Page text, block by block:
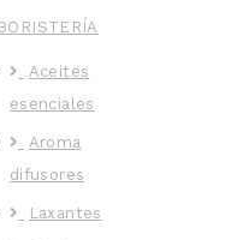
Aceites
esenciales
Aroma
difusores
Laxantes